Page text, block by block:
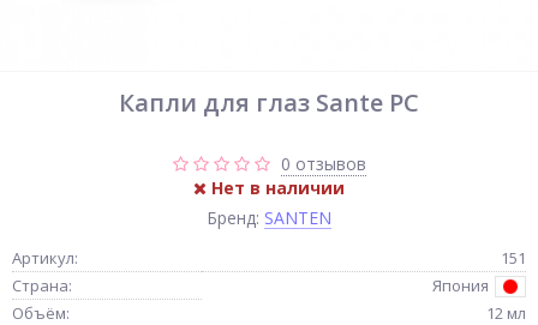
Капли для глаз Sante PC
0 отзывов
Нет в наличии
Бренд: SANTEN
Артикул:
151
Страна:
Япония
Объём:
12 мл